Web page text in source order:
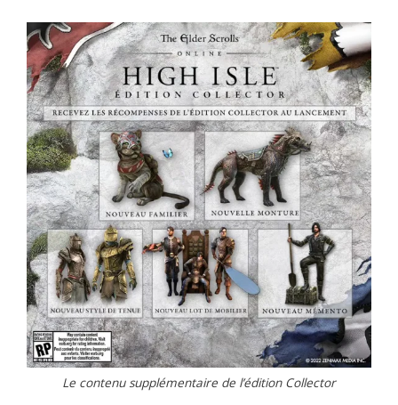
Le contenu supplémentaire de l’édition Collector